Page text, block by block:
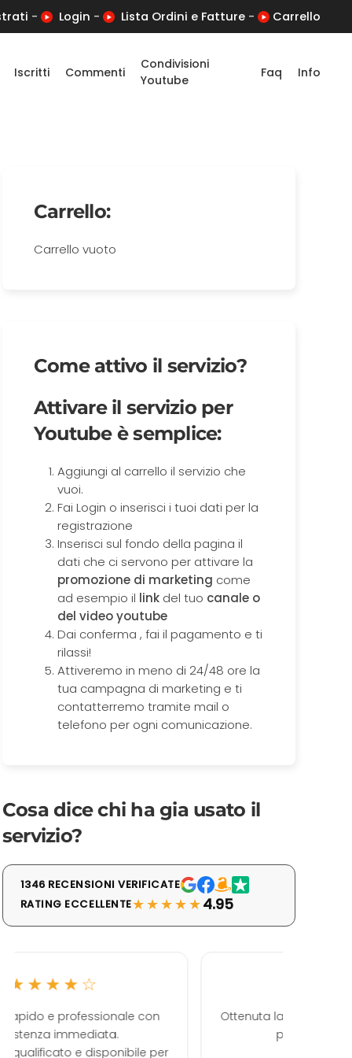
- Login - Lista Ordini e Fatture - Carrello
Iscritti Commenti
Condivisioni
Youtube
Faq Info
Carrello:
Carrello vuoto
Come attivo il servizio?
Attivare il servizio per
Youtube è semplice:
Aggiungi al carrello il servizio che
vuoi.
Fai Login o inserisci i tuoi dati per la
registrazione
Inserisci sul fondo della pagina il
dati che ci servono per attivare la
promozione di marketing come
ad esempio il linkdel tuo canale o
del video youtube
Dai conferma , fai il pagamento e ti
rilassi!
Attiveremo in meno di 24/48 ore la
tua campagna di marketing e ti
contatterremo tramite mail o
telefono per ogni comunicazione.
Cosa dice chi ha gia usato il
servizio?
1346 RECENSIONI VERIFICATE
RATING ECCELLENTE★★★★★4.95
Ottenuta la prima pagina di Google con
poca spesa. Ottimo.